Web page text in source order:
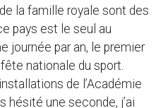
la famille royale sont des
pays est le seul au
journée par an, le premier
nationale du sport.
de l’Académie
hésité une seconde, j’ai